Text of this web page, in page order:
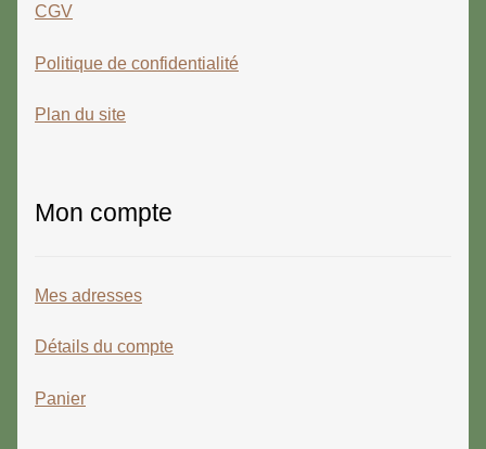
CGV
Politique de confidentialité
Plan du site
Mon compte
Mes adresses
Détails du compte
Panier